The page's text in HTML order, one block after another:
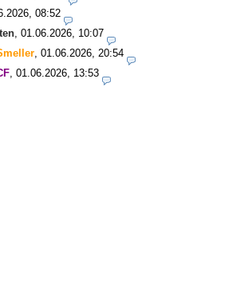
08:52
01.06.2026, 10:07
01.06.2026, 20:54
01.06.2026, 13:53